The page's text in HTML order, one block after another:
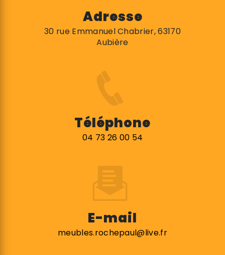
Adresse
30 rue Emmanuel Chabrier, 63170
Aubière
Téléphone
04 73 26 00 54
E-mail
meubles.rochepaul@live.fr